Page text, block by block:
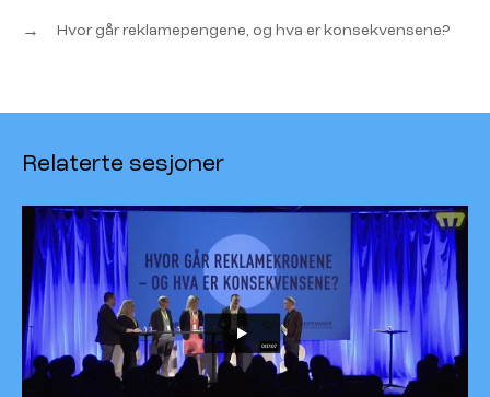
→ Hvor går reklamepengene, og hva er konsekvensene?
Relaterte sesjoner